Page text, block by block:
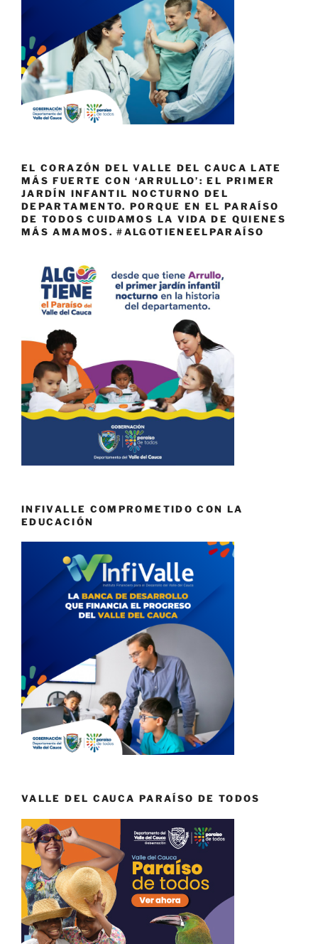
EL CORAZÓN DEL VALLE DEL CAUCA LATE
MÁS FUERTE CON ‘ARRULLO’: EL PRIMER
JARDÍN INFANTIL NOCTURNO DEL
DEPARTAMENTO. PORQUE EN EL PARAÍSO
DE TODOS CUIDAMOS LA VIDA DE QUIENES
MÁS AMAMOS. #ALGOTIENEELPARAÍSO
INFIVALLE COMPROMETIDO CON LA
EDUCACIÓN
VALLE DEL CAUCA PARAÍSO DE TODOS